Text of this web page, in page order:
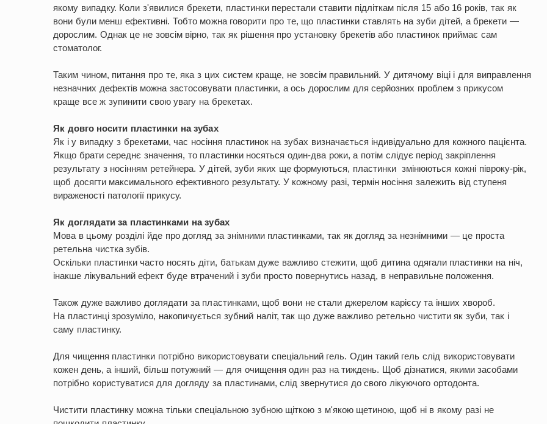
якому випадку. Коли з'явилися брекети, пластинки перестали ставити підліткам після 15 або 16 років, так як
вони були менш ефективні. Тобто можна говорити про те, що пластинки ставлять на зуби дітей, а брекети —
дорослим. Однак це не зовсім вірно, так як рішення про установку брекетів або пластинок приймає сам
стоматолог.
Таким чином, питання про те, яка з цих систем краще, не зовсім правильний. У дитячому віці і для виправлення
незначних дефектів можна застосовувати пластинки, а ось дорослим для серйозних проблем з прикусом
краще все ж зупинити свою увагу на брекетах.
Як довго носити пластинки на зубах
Як і у випадку з брекетами, час носіння пластинок на зубах визначається індивідуально для кожного пацієнта.
Якщо брати середнє значення, то пластинки носяться один-два роки, а потім слідує період закріплення
результату з носінням ретейнера. У дітей, зуби яких ще формуються, пластинки змінюються кожні півроку-рік,
щоб досягти максимального ефективного результату. У кожному разі, термін носіння залежить від ступеня
вираженості патології прикусу.
Як доглядати за пластинками на зубах
Мова в цьому розділі йде про догляд за знімними пластинками, так як догляд за незнімними — це проста
ретельна чистка зубів.
Оскільки пластинки часто носять діти, батькам дуже важливо стежити, щоб дитина одягали пластинки на ніч,
інакше лікувальний ефект буде втрачений і зуби просто повернутись назад, в неправильне положення.
Також дуже важливо доглядати за пластинками, щоб вони не стали джерелом карієсу та інших хвороб.
На пластинці зрозуміло, накопичується зубний наліт, так що дуже важливо ретельно чистити як зуби, так і
саму пластинку.
Для чищення пластинки потрібно використовувати спеціальний гель. Один такий гель слід використовувати
кожен день, а інший, більш потужний — для очищення один раз на тиждень. Щоб дізнатися, якими засобами
потрібно користуватися для догляду за пластинами, слід звернутися до свого лікуючого ортодонта.
Чистити пластинку можна тільки спеціальною зубною щіткою з м'якою щетиною, щоб ні в якому разі не